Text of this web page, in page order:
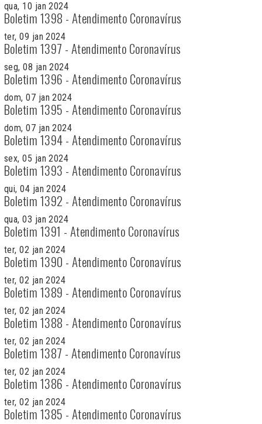
qua, 10 jan 2024
Boletim 1398 - Atendimento Coronavírus
ter, 09 jan 2024
Boletim 1397 - Atendimento Coronavírus
seg, 08 jan 2024
Boletim 1396 - Atendimento Coronavírus
dom, 07 jan 2024
Boletim 1395 - Atendimento Coronavírus
dom, 07 jan 2024
Boletim 1394 - Atendimento Coronavírus
sex, 05 jan 2024
Boletim 1393 - Atendimento Coronavírus
qui, 04 jan 2024
Boletim 1392 - Atendimento Coronavírus
qua, 03 jan 2024
Boletim 1391 - Atendimento Coronavírus
ter, 02 jan 2024
Boletim 1390 - Atendimento Coronavírus
ter, 02 jan 2024
Boletim 1389 - Atendimento Coronavírus
ter, 02 jan 2024
Boletim 1388 - Atendimento Coronavírus
ter, 02 jan 2024
Boletim 1387 - Atendimento Coronavírus
ter, 02 jan 2024
Boletim 1386 - Atendimento Coronavírus
ter, 02 jan 2024
Boletim 1385 - Atendimento Coronavírus